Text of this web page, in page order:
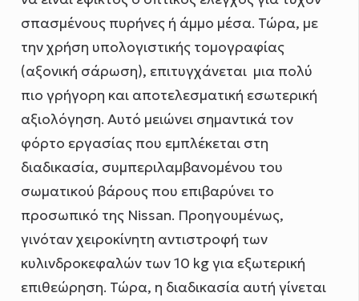
σπασμένους πυρήνες ή άμμο μέσα. Τώρα, με
την χρήση υπολογιστικής τομογραφίας
(αξονική σάρωση), επιτυγχάνεται μια πολύ
πιο γρήγορη και αποτελεσματική εσωτερική
αξιολόγηση. Αυτό μειώνει σημαντικά τον
φόρτο εργασίας που εμπλέκεται στη
διαδικασία, συμπεριλαμβανομένου του
σωματικού βάρους που επιβαρύνει το
προσωπικό της Nissan. Προηγουμένως,
γινόταν χειροκίνητη αντιστροφή των
κυλινδροκεφαλών των 10 kg για εξωτερική
επιθεώρηση. Τώρα, η διαδικασία αυτή γίνεται